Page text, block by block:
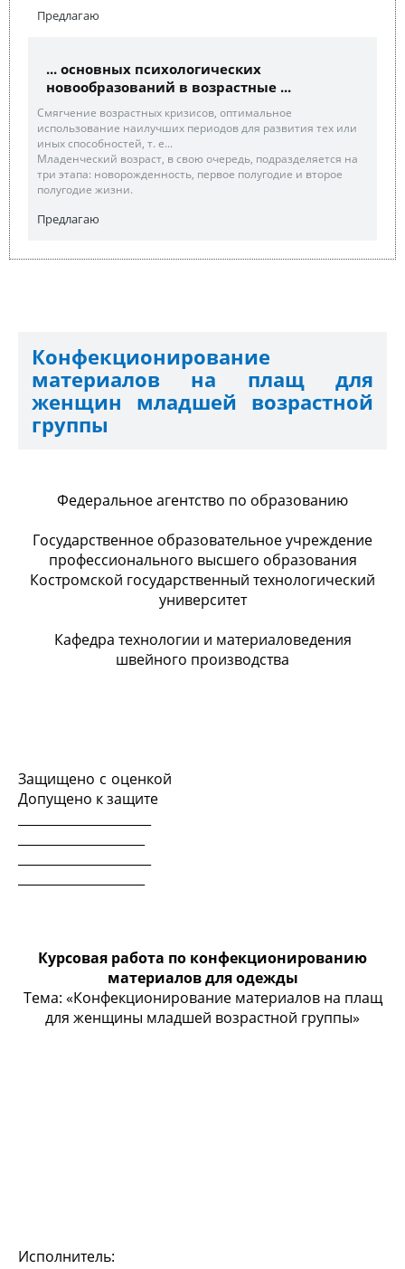
Предлагаю
... основных психологических
новообразований в возрастные ...
Смягчение возрастных кризисов, оптимальное
использование наилучших периодов для развития тех или
иных способностей, т. е...
Младенческий возраст, в свою очередь, подразделяется на
три этапа: новорожденность, первое полугодие и второе
полугодие жизни.
Предлагаю
Конфекционирование
материалов на плащ для
женщин младшей возрастной
группы
Федеральное агентство по образованию
Государственное образовательное учреждение
профессионального высшего образования
Костромской государственный технологический
университет
Кафедра технологии и материаловедения
швейного производства
Защищено с оценкой
Допущено к защите
Курсовая работа по конфекционированию
материалов для одежды
Тема: «Конфекционирование материалов на плащ
для женщины младшей возрастной группы»
Исполнитель: